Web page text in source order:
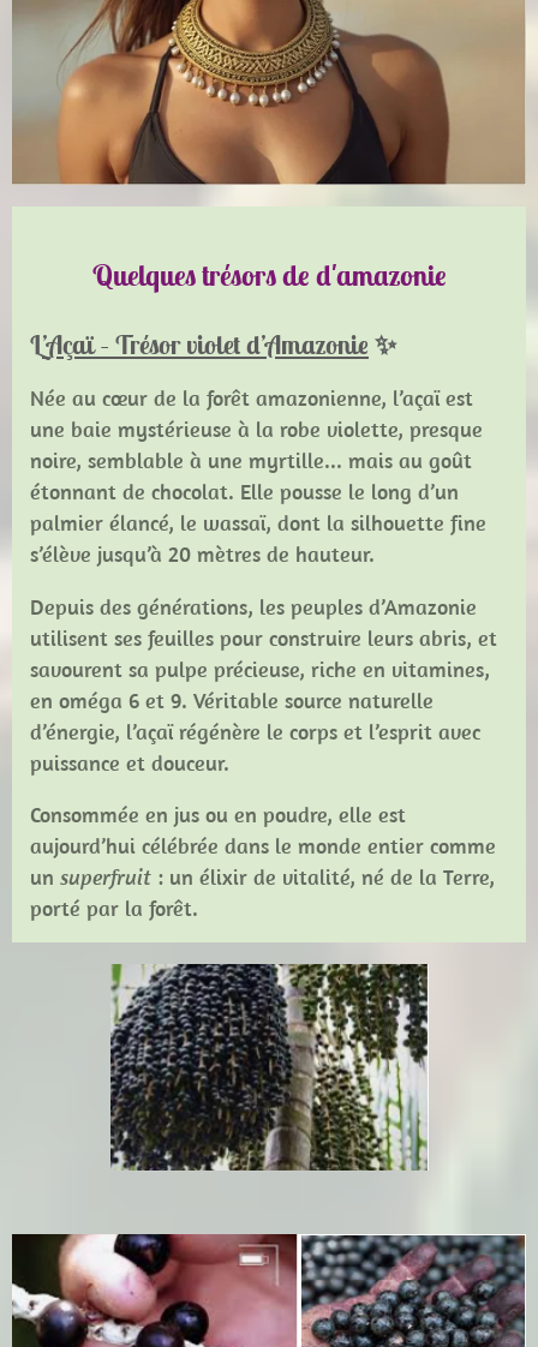
Quelques trésors de d'amazonie
L’Açaï – Trésor violet d’Amazonie ✨
Née au cœur de la forêt amazonienne, l’açaï est
une baie mystérieuse à la robe violette, presque
noire, semblable à une myrtille... mais au goût
étonnant de chocolat. Elle pousse le long d’un
palmier élancé, le wassaï, dont la silhouette fine
s’élève jusqu’à 20 mètres de hauteur.
Depuis des générations, les peuples d’Amazonie
utilisent ses feuilles pour construire leurs abris, et
savourent sa pulpe précieuse, riche en vitamines,
en oméga 6 et 9. Véritable source naturelle
d’énergie, l’açaï régénère le corps et l’esprit avec
puissance et douceur.
Consommée en jus ou en poudre, elle est
aujourd’hui célébrée dans le monde entier comme
un superfruit : un élixir de vitalité, né de la Terre,
porté par la forêt.